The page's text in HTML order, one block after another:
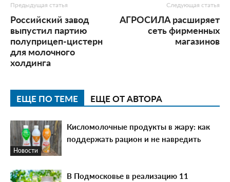
Предыдущая статья
Российский завод
выпустил партию
полуприцеп-цистерн
для молочного
холдинга
Следующая статья
АГРОСИЛА расширяет
сеть фирменных
магазинов
ЕЩЕ ПО ТЕМЕ ЕЩЕ ОТ АВТОРА
Новости
Кисломолочные продукты в жару: как
поддержать рацион и не навредить
В Подмосковье в реализацию 11